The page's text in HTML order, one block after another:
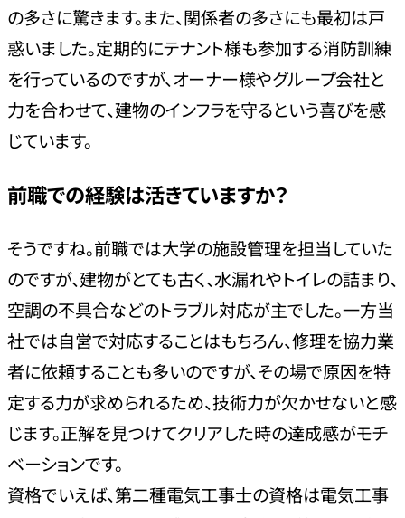
の多さに驚きます。また、関係者の多さにも最初は戸
惑いました。定期的にテナント様も参加する消防訓練
を行っているのですが、オーナー様やグループ会社と
力を合わせて、建物のインフラを守るという喜びを感
じています。
前職での経験は活きていますか？
そうですね。前職では大学の施設管理を担当していた
のですが、建物がとても古く、水漏れやトイレの詰まり、
空調の不具合などのトラブル対応が主でした。一方当
社では自営で対応することはもちろん、修理を協力業
者に依頼することも多いのですが、その場で原因を特
定する力が求められるため、技術力が欠かせないと感
じます。正解を見つけてクリアした時の達成感がモチ
ベーションです。
資格でいえば、第二種電気工事士の資格は電気工事